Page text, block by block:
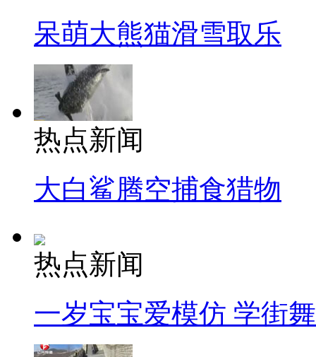
呆萌大熊猫滑雪取乐
热点新闻
大白鲨腾空捕食猎物
热点新闻
一岁宝宝爱模仿 学街